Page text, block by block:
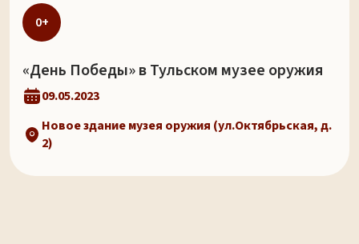
0+
«День Победы» в Тульском музее оружия
09.05.2023
Новое здание музея оружия (ул.Октябрьская, д.
2)